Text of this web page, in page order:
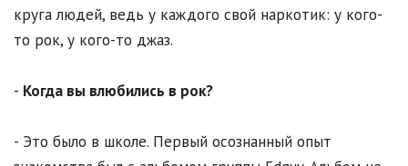
круга людей, ведь у каждого свой наркотик: у кого-
то рок, у кого-то джаз.
- Когда вы влюбились в рок?
- Это было в школе. Первый осознанный опыт